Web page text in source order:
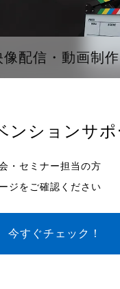
像配信・動画制作
ンションサポ
・セミナー担当の方
ジをご確認ください
今すぐチェック！